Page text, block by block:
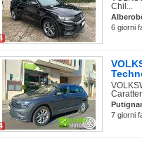
Chil...
6 giorni
7 giorni